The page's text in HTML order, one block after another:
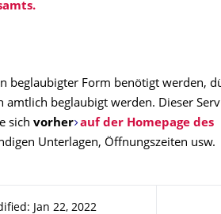
beglaubigter Form benötigt werden,
amtlich beglaubigt werden. Dieser
sich vorher auf der Homepage des
Unterlagen, Öffnungszeiten usw.
Jan 22, 2022